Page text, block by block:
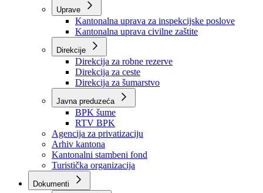
Zavod za besplatnu pravnu pomoć
Pedagoški zavod
Kantonalna uprava za inspekcijske poslove
Kantonalna uprava civilne zaštite
Direkcije
Direkcija za robne rezerve
Direkcija za ceste
Direkcija za šumarstvo
Javna preduzeća
BPK šume
RTV BPK
Agencija za privatizaciju
Arhiv kantona
Kantonalni stambeni fond